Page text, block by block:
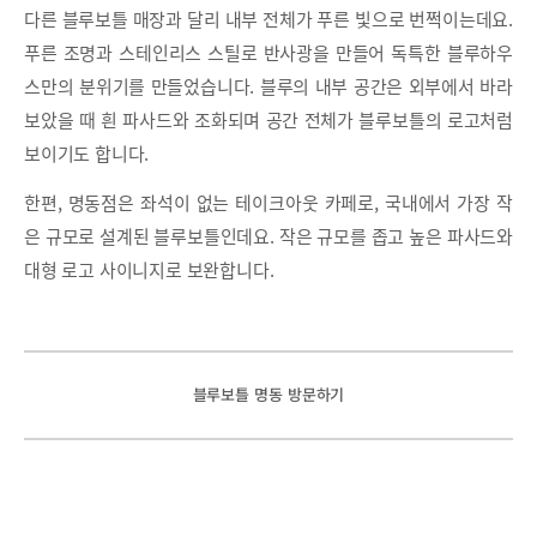
다른 블루보틀 매장과 달리 내부 전체가 푸른 빛으로 번쩍이는데요.
푸른 조명과 스테인리스 스틸로 반사광을 만들어 독특한 블루하우
스만의 분위기를 만들었습니다. 블루의 내부 공간은 외부에서 바라
보았을 때 흰 파사드와 조화되며 공간 전체가 블루보틀의 로고처럼
보이기도 합니다.
한편, 명동점은 좌석이 없는 테이크아웃 카페로, 국내에서 가장 작
은 규모로 설계된 블루보틀인데요. 작은 규모를 좁고 높은 파사드와
대형 로고 사이니지로 보완합니다.
블루보틀 명동 방문하기